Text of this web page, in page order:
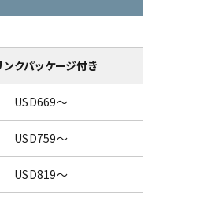
ンクパッケージ付き
USD669～
USD759～
USD819～